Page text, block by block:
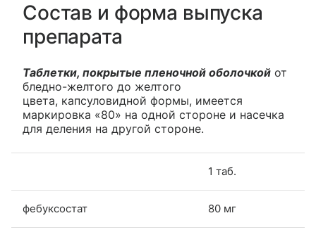
Состав и форма выпуска
препарата
Таблетки, покрытые пленочной оболочкой от
бледно-желтого до желтого
цвета, капсуловидной формы, имеется
маркировка «80» на одной стороне и насечка
для деления на другой стороне.
1 таб.
фебуксостат 80 мг